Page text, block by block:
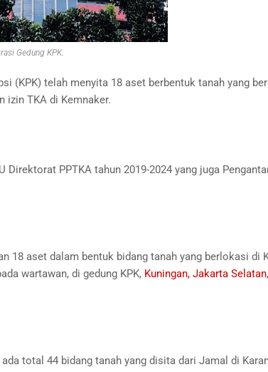
Gedung KPK.
(KPK) telah menyita 18 aset berbentuk tanah yang
izin TKA di Kemnaker.
Direktorat PPTKA tahun 2019-2024 yang juga
18 aset dalam bentuk bidang tanah yang berlokasi di
wartawan, di gedung KPK, Kuningan, Jakarta Selatan
total 44 bidang tanah yang disita dari Jamal di